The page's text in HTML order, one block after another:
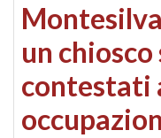
un
contestati